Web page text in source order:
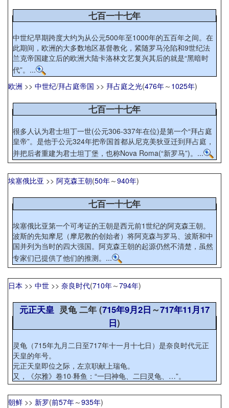
七百一十七年
中世纪早期跨度大约为从公元500年至1000年的五百年之间。在
此期间，欧洲的大多数地区基督教化，紧随罗马沦陷和9世纪法
兰克帝国建立后的欧洲大陆卡洛林文艺复兴其后的就是“黑暗时
代”。...
欧洲 >> 中世纪/拜占庭帝国 >> 拜占庭之光(476年～ 1025年)
七百一十七年
很多人认为君士坦丁一世(公元306-337年在位)是第一个“拜占庭
皇帝”。是他于公元324年把帝国首都从尼克美狄亚迁到拜占庭，
并把后者重建为君士坦丁堡，也称Nova Roma(“新罗马”)。...
埃塞俄比亚 >> 阿克森王朝(50年～940年)
七百一十七年
埃塞俄比亚第一个可考证的王朝是西元前1世纪的阿克森王朝。
波斯的先知摩尼（摩尼教的创始者）将阿克森与罗马、波斯和中
国并列为当时的四大强国。阿克森王朝的起源仍然不清楚，虽然
专家们已提供了他们的推测。...
日本 >> 中世 >> 奈良时代(710年～794年)
元正天皇灵龟 二年 (715年9月2日 ～717年11月17
日)
灵龟（715年九月二日至717年十一月十七日）是奈良时代元正
天皇的年号。
元正天皇即位之际，左京职献上瑞龟。
又，《尔雅》卷10·释鱼：“一曰神龟、二曰灵龟、…”。
朝鲜 >> 新罗(前57年～935年)